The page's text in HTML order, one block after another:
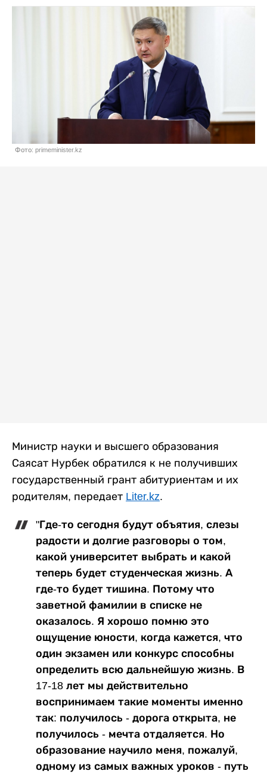
Фото: primeminister.kz
Министр науки и высшего образования
Саясат Нурбек обратился к не получивших
государственный грант абитуриентам и их
родителям, передает Liter.kz.
"Где-то сегодня будут объятия, слезы
радости и долгие разговоры о том,
какой университет выбрать и какой
теперь будет студенческая жизнь. А
где-то будет тишина. Потому что
заветной фамилии в списке не
оказалось. Я хорошо помню это
ощущение юности, когда кажется, что
один экзамен или конкурс способны
определить всю дальнейшую жизнь. В
17-18 лет мы действительно
воспринимаем такие моменты именно
так: получилось - дорога открыта, не
получилось - мечта отдаляется. Но
образование научило меня, пожалуй,
одному из самых важных уроков - путь